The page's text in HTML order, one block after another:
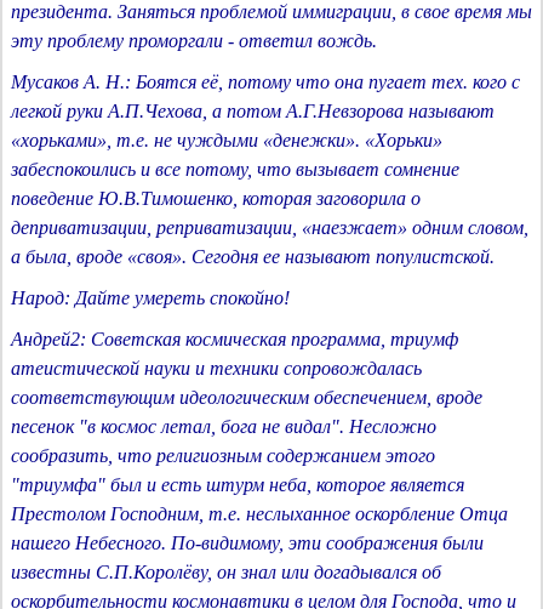
президента. Заняться проблемой иммиграции, в свое время мы
эту проблему проморгали - ответил вождь.
Мусаков А. Н.: Боятся её, потому что она пугает тех. кого с
легкой руки А.П.Чехова, а потом А.Г.Невзорова называют
«хорьками», т.е. не чуждыми «денежки». «Хорьки»
забеспокоились и все потому, что вызывает сомнение
поведение Ю.В.Тимошенко, которая заговорила о
деприватизации, реприватизации, «наезжает» одним словом,
а была, вроде «своя». Сегодня ее называют популистской.
Народ: Дайте умереть спокойно!
Андрей2: Советская космическая программа, триумф
атеистической науки и техники сопровождалась
соответствующим идеологическим обеспечением, вроде
песенок "в космос летал, бога не видал". Несложно
сообразить, что религиозным содержанием этого
"триумфа" был и есть штурм неба, которое является
Престолом Господним, т.е. неслыханное оскорбление Отца
нашего Небесного. По-видимому, эти соображения были
известны С.П.Королёву, он знал или догадывался об
оскорбительности космонавтики в целом для Господа, что и